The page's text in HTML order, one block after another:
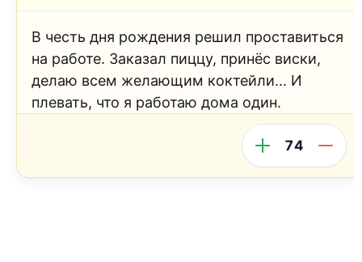
В честь дня рождения решил проставиться
на работе. Заказал пиццу, принёс виски,
делаю всем желающим коктейли... И
плевать, что я работаю дома один.
74